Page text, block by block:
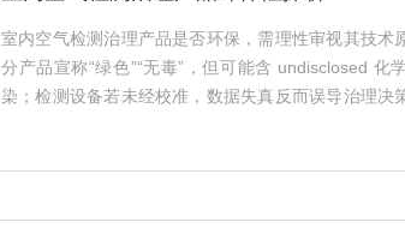
室内空气检测治理产品是否环保，需理性审视其技术
分产品宣称“绿色”“无毒”，但可能含 undisclosed 化
染；检测设备若未经校准，数据失真反而误导治理决